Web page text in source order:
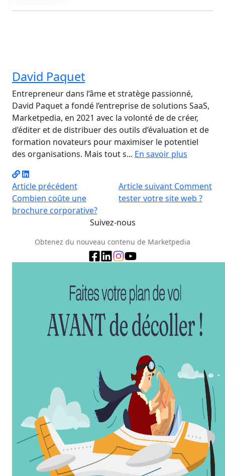
David Paquet
Entrepreneur dans l’âme et stratège passionné,
David Paquet a fondé l’entreprise de solutions SaaS,
Marketpedia, en 2021 avec la volonté de de créer,
d’éditer et de distribuer des outils d’évaluation et de
formation novateurs pour maximiser le potentiel
des organisations. Mais tout s... En savoir plus
Article précédent
Combien coûte une
brochure corporative?
Article suivant Comment
tester votre site web ?
Suivez-nous
Obtenez du nouveau contenu de Marketpedia